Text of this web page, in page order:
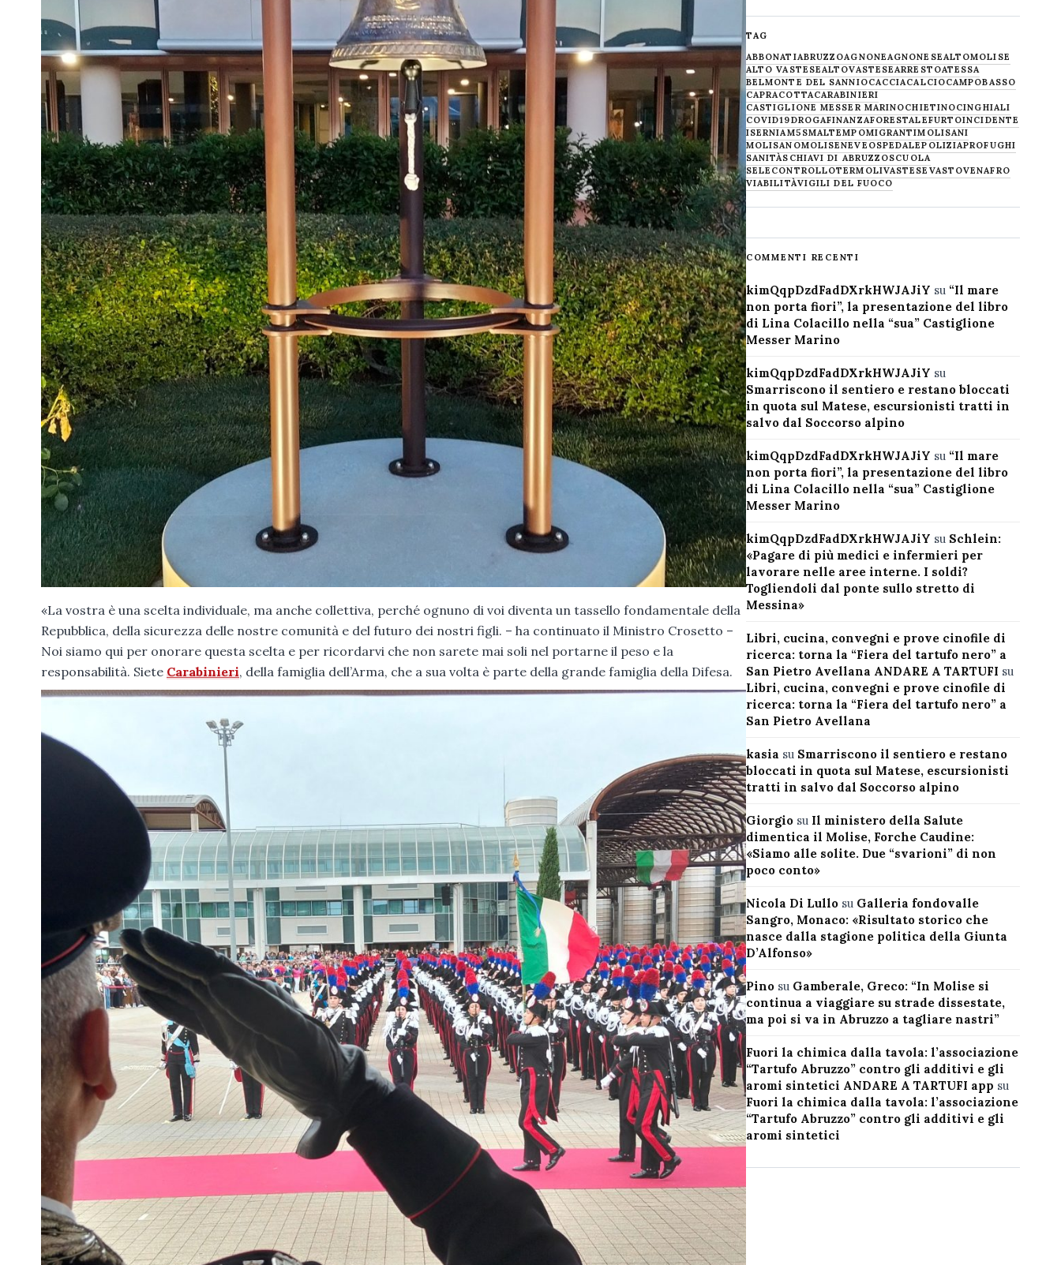
«La vostra è una scelta individuale, ma anche collettiva, perché ognuno di voi diventa un tassello fondamentale della
Repubblica, della sicurezza delle nostre comunità e del futuro dei nostri figli. – ha continuato il Ministro Crosetto –
Noi siamo qui per onorare questa scelta e per ricordarvi che non sarete mai soli nel portarne il peso e la
responsabilità. Siete Carabinieri, della famiglia dell’Arma, che a sua volta è parte della grande famiglia della Difesa.
TAG
ABBONATIABRUZZOAGNONEAGNONESEALTOMOLISE
ALTO VASTESEALTOVASTESEARRESTOATESSA
BELMONTE DEL SANNIOCACCIACALCIOCAMPOBASSO
CAPRACOTTACARABINIERI
CASTIGLIONE MESSER MARINOCHIETINOCINGHIALI
COVID19DROGAFINANZAFORESTALEFURTOINCIDENTE
ISERNIAM5SMALTEMPOMIGRANTIMOLISANI
MOLISANOMOLISENEVE OSPEDALEPOLIZIAPROFUGHI
SANITÀSCHIAVI DI ABRUZZOSCUOLA
SELECONTROLLOTERMOLIVASTESE VASTOVENAFRO
VIABILITÀVIGILI DEL FUOCO
COMMENTI RECENTI
kimQqpDzdFadDXrkHWJAJiY su “Il mare
non porta fiori”, la presentazione del libro
di Lina Colacillo nella “sua” Castiglione
Messer Marino
kimQqpDzdFadDXrkHWJAJiY su
Smarriscono il sentiero e restano bloccati
in quota sul Matese, escursionisti tratti in
salvo dal Soccorso alpino
kimQqpDzdFadDXrkHWJAJiY su “Il mare
non porta fiori”, la presentazione del libro
di Lina Colacillo nella “sua” Castiglione
Messer Marino
kimQqpDzdFadDXrkHWJAJiY su Schlein:
«Pagare di più medici e infermieri per
lavorare nelle aree interne. I soldi?
Togliendoli dal ponte sullo stretto di
Messina»
Libri, cucina, convegni e prove cinofile di
ricerca: torna la “Fiera del tartufo nero” a
San Pietro Avellana ANDARE A TARTUFI su
Libri, cucina, convegni e prove cinofile di
ricerca: torna la “Fiera del tartufo nero” a
San Pietro Avellana
kasia su Smarriscono il sentiero e restano
bloccati in quota sul Matese, escursionisti
tratti in salvo dal Soccorso alpino
Giorgiosu Il ministero della Salute
dimentica il Molise, Forche Caudine:
«Siamo alle solite. Due “svarioni” di non
poco conto»
Nicola Di Lullosu Galleria fondovalle
Sangro, Monaco: «Risultato storico che
nasce dalla stagione politica della Giunta
D’Alfonso»
Pinosu Gamberale, Greco: “In Molise si
continua a viaggiare su strade dissestate,
ma poi si va in Abruzzo a tagliare nastri”
Fuori la chimica dalla tavola: l’associazione
“Tartufo Abruzzo” contro gli additivi e gli
aromi sintetici ANDARE A TARTUFI app su
Fuori la chimica dalla tavola: l’associazione
“Tartufo Abruzzo” contro gli additivi e gli
aromi sintetici